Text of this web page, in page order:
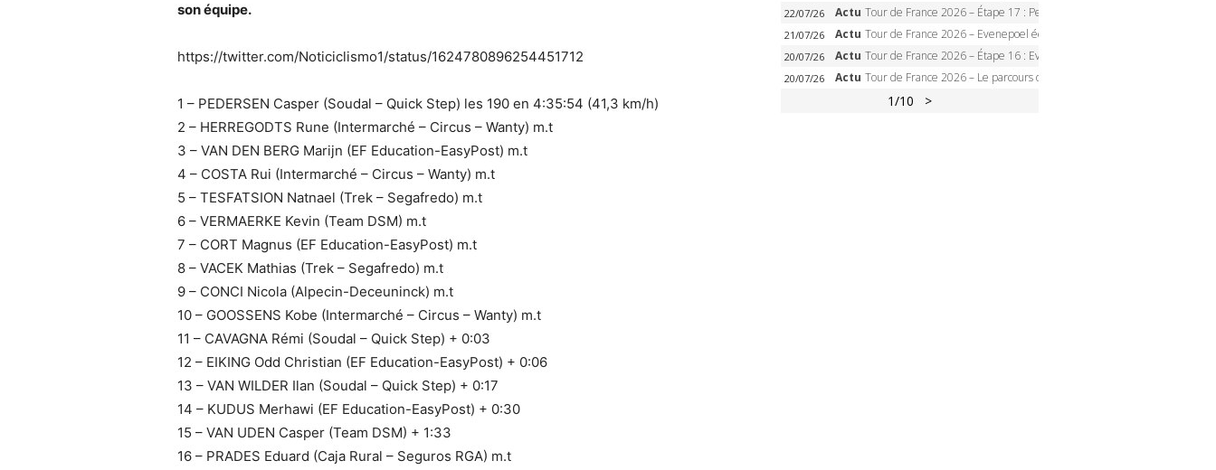
son équipe.
https://twitter.com/Noticiclismo1/status/1624780896254451712
1 – PEDERSEN Casper (Soudal – Quick Step) les 190 en 4:35:54 (41,3 km/h)
2 – HERREGODTS Rune (Intermarché – Circus – Wanty) m.t
3 – VAN DEN BERG Marijn (EF Education-EasyPost) m.t
4 – COSTA Rui (Intermarché – Circus – Wanty) m.t
5 – TESFATSION Natnael (Trek – Segafredo) m.t
6 – VERMAERKE Kevin (Team DSM) m.t
7 – CORT Magnus (EF Education-EasyPost) m.t
8 – VACEK Mathias (Trek – Segafredo) m.t
9 – CONCI Nicola (Alpecin-Deceuninck) m.t
10 – GOOSSENS Kobe (Intermarché – Circus – Wanty) m.t
11 – CAVAGNA Rémi (Soudal – Quick Step) + 0:03
12 – EIKING Odd Christian (EF Education-EasyPost) + 0:06
13 – VAN WILDER Ilan (Soudal – Quick Step) + 0:17
14 – KUDUS Merhawi (EF Education-EasyPost) + 0:30
15 – VAN UDEN Casper (Team DSM) + 1:33
16 – PRADES Eduard (Caja Rural – Seguros RGA) m.t
22/07/26 Actu Tour de France 2026 – Étape 17 : Pedersen peut-il verrouiller le maillot vert à Voiron ?
21/07/26 Actu Tour de France 2026 – Evenepoel écrase le chrono d’Évian, Seixas 4e, Lipowitz abandonne
20/07/26 Actu Tour de France 2026 – Étape 16 : Evenepoel, Pogacar, Ganna… qui domptera le chrono d’Évian pour redessiner le podium ?
20/07/26 Actu Tour de France 2026 – Le parcours officiel complet : 21 étapes, profils, carte et dates
1/10 >